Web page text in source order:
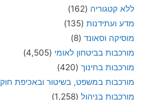
ללא קטגוריה (162)
מדע ועתידנות (135)
מוסיקה וסאונד (8)
מורכבות בביטחון לאומי (4,505)
מורכבות בחינוך (420)
מורכבות במשפט, בשיטור ובאכיפת חוק
מורכבות בניהול (1,258)